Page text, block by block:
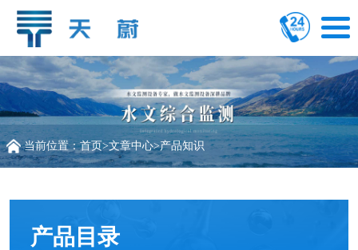
当前位置：首页>文章中心>产品知识
产品目录